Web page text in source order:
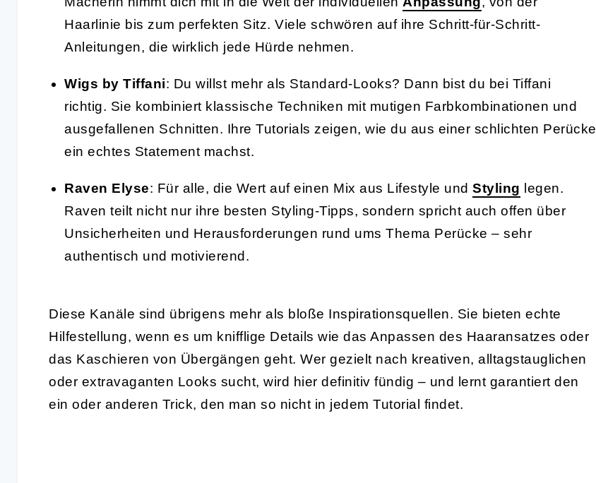
Haarlinie bis zum perfekten Sitz. Viele schwören auf ihre Schritt-für-Schritt-
Anleitungen, die wirklich jede Hürde nehmen.
Wigs by Tiffani: Du willst mehr als Standard-Looks? Dann bist du bei Tiffani
richtig. Sie kombiniert klassische Techniken mit mutigen Farbkombinationen und
ausgefallenen Schnitten. Ihre Tutorials zeigen, wie du aus einer schlichten Perücke
ein echtes Statement machst.
Raven Elyse: Für alle, die Wert auf einen Mix aus Lifestyle und Styling legen.
Raven teilt nicht nur ihre besten Styling-Tipps, sondern spricht auch offen über
Unsicherheiten und Herausforderungen rund ums Thema Perücke – sehr
authentisch und motivierend.
Diese Kanäle sind übrigens mehr als bloße Inspirationsquellen. Sie bieten echte
Hilfestellung, wenn es um knifflige Details wie das Anpassen des Haaransatzes oder
das Kaschieren von Übergängen geht. Wer gezielt nach kreativen, alltagstauglichen
oder extravaganten Looks sucht, wird hier definitiv fündig – und lernt garantiert den
ein oder anderen Trick, den man so nicht in jedem Tutorial findet.